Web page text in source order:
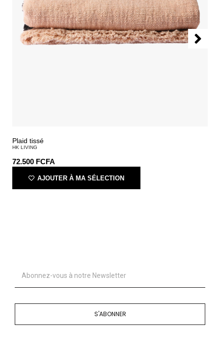
Plaid tissé
HK LIVING
72.500 FCFA
AJOUTER À MA SÉLECTION
S'ABONNER